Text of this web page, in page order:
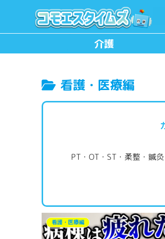
介護
看護・医療編
PT・OT・ST・柔整・鍼灸
看護・医療編